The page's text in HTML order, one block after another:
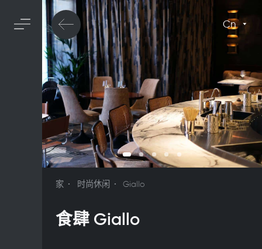
Cn
家 时尚休闲 Giallo
食肆 Giallo